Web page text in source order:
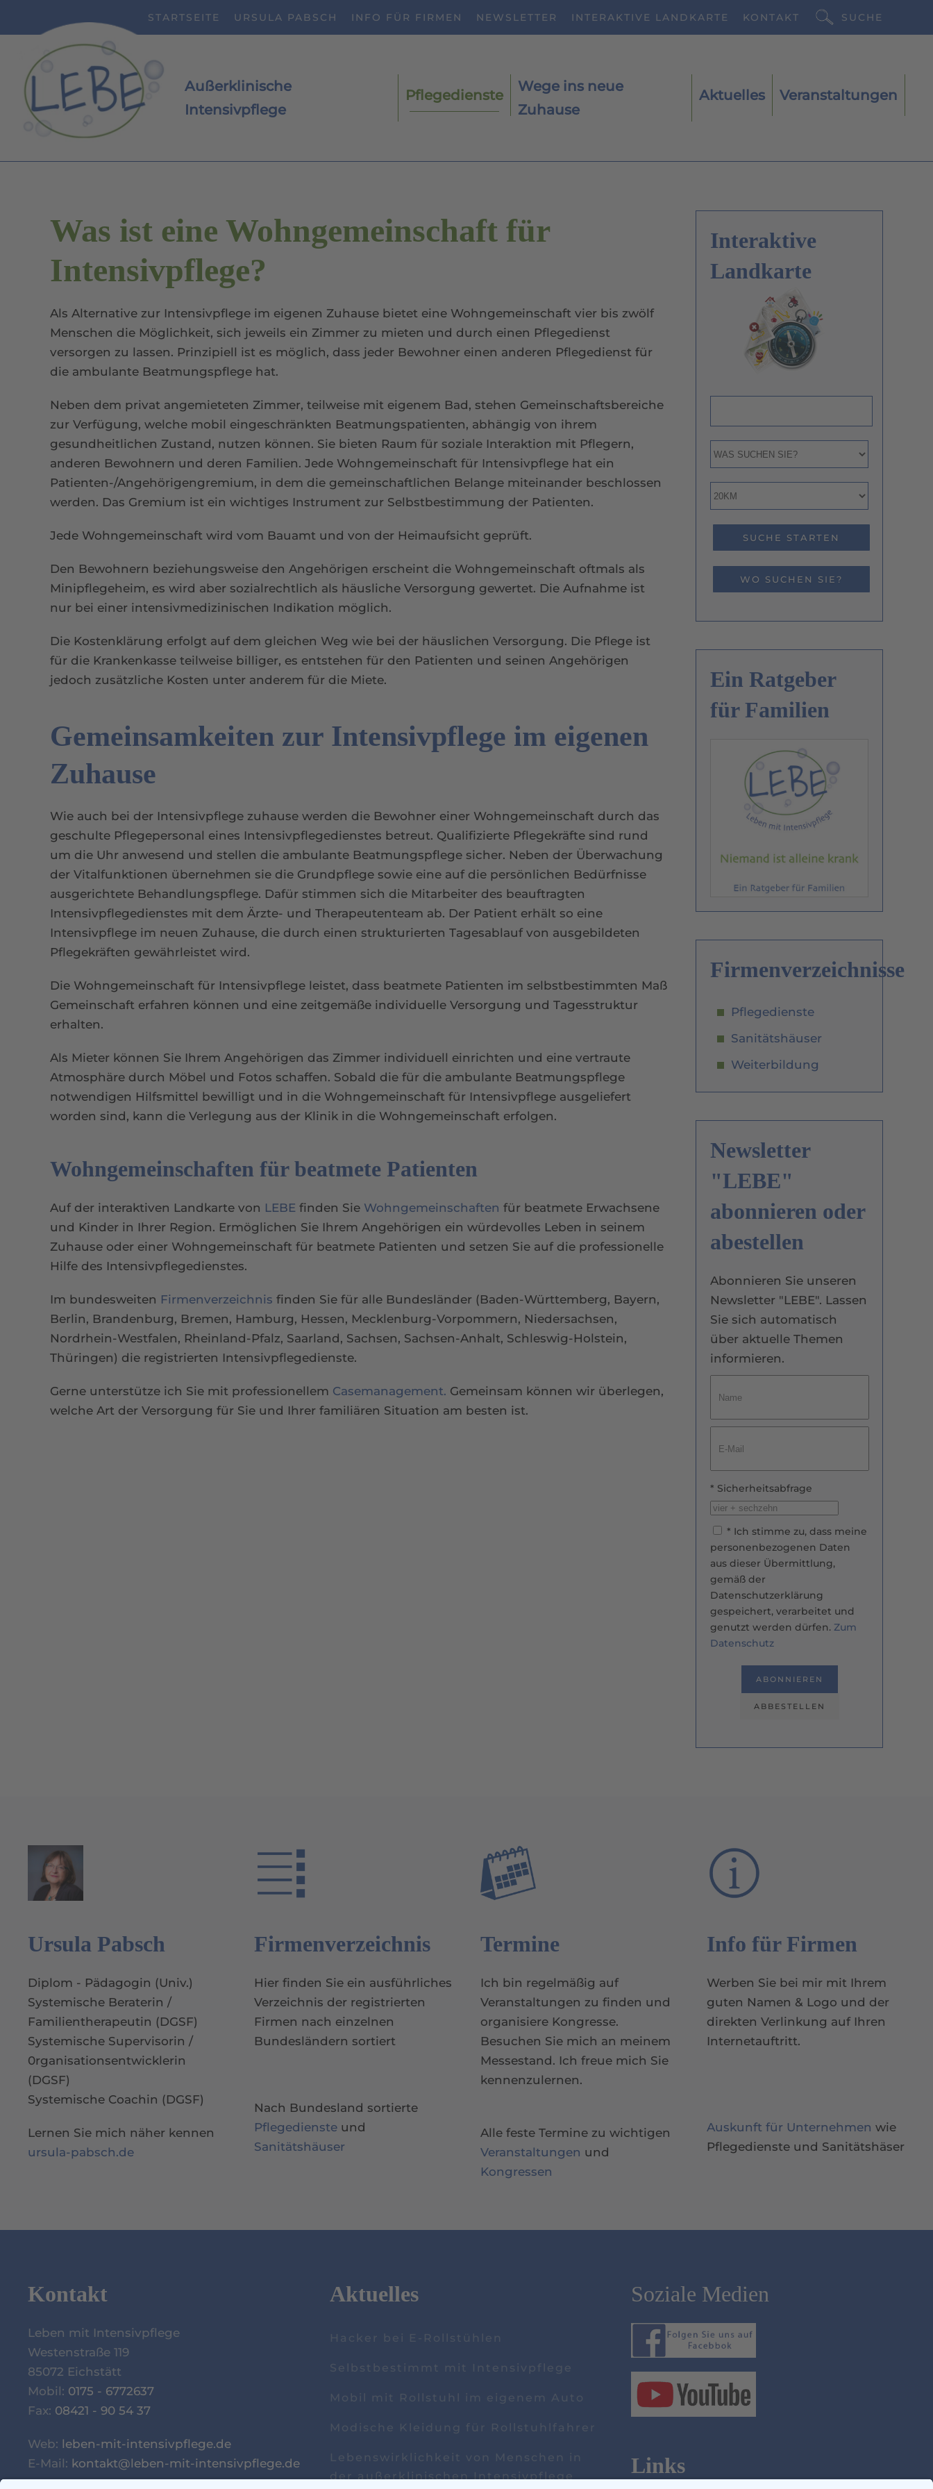
Zum Hauptinhalt springen
STARTSEITE URSULA PABSCH INFO FÜR FIRMEN NEWSLETTER INTERAKTIVE LANDKARTE KONTAKT SUCHE
Außerklinische
Intensivpflege
Pflegedienste
Wege ins neue
Zuhause
Aktuelles Veranstaltungen
Was ist eine Wohngemeinschaft für
Intensivpflege?
Als Alternative zur Intensivpflege im eigenen Zuhause bietet eine Wohngemeinschaft vier bis zwölf
Menschen die Möglichkeit, sich jeweils ein Zimmer zu mieten und durch einen Pflegedienst
versorgen zu lassen. Prinzipiell ist es möglich, dass jeder Bewohner einen anderen Pflegedienst für
die ambulante Beatmungspflege hat.
Neben dem privat angemieteten Zimmer, teilweise mit eigenem Bad, stehen Gemeinschaftsbereiche
zur Verfügung, welche mobil eingeschränkten Beatmungspatienten, abhängig von ihrem
gesundheitlichen Zustand, nutzen können. Sie bieten Raum für soziale Interaktion mit Pflegern,
anderen Bewohnern und deren Familien. Jede Wohngemeinschaft für Intensivpflege hat ein
Patienten-/Angehörigengremium, in dem die gemeinschaftlichen Belange miteinander beschlossen
werden. Das Gremium ist ein wichtiges Instrument zur Selbstbestimmung der Patienten.
Jede Wohngemeinschaft wird vom Bauamt und von der Heimaufsicht geprüft.
Den Bewohnern beziehungsweise den Angehörigen erscheint die Wohngemeinschaft oftmals als
Minipflegeheim, es wird aber sozialrechtlich als häusliche Versorgung gewertet. Die Aufnahme ist
nur bei einer intensivmedizinischen Indikation möglich.
Die Kostenklärung erfolgt auf dem gleichen Weg wie bei der häuslichen Versorgung. Die Pflege ist
für die Krankenkasse teilweise billiger, es entstehen für den Patienten und seinen Angehörigen
jedoch zusätzliche Kosten unter anderem für die Miete.
Gemeinsamkeiten zur Intensivpflege im eigenen
Zuhause
Wie auch bei der Intensivpflege zuhause werden die Bewohner einer Wohngemeinschaft durch das
geschulte Pflegepersonal eines Intensivpflegedienstes betreut. Qualifizierte Pflegekräfte sind rund
um die Uhr anwesend und stellen die ambulante Beatmungspflege sicher. Neben der Überwachung
der Vitalfunktionen übernehmen sie die Grundpflege sowie eine auf die persönlichen Bedürfnisse
ausgerichtete Behandlungspflege. Dafür stimmen sich die Mitarbeiter des beauftragten
Intensivpflegedienstes mit dem Ärzte- und Therapeutenteam ab. Der Patient erhält so eine
Intensivpflege im neuen Zuhause, die durch einen strukturierten Tagesablauf von ausgebildeten
Pflegekräften gewährleistet wird.
Die Wohngemeinschaft für Intensivpflege leistet, dass beatmete Patienten im selbstbestimmten Maß
Gemeinschaft erfahren können und eine zeitgemäße individuelle Versorgung und Tagesstruktur
erhalten.
Als Mieter können Sie Ihrem Angehörigen das Zimmer individuell einrichten und eine vertraute
Atmosphäre durch Möbel und Fotos schaffen. Sobald die für die ambulante Beatmungspflege
notwendigen Hilfsmittel bewilligt und in die Wohngemeinschaft für Intensivpflege ausgeliefert
worden sind, kann die Verlegung aus der Klinik in die Wohngemeinschaft erfolgen.
Wohngemeinschaften für beatmete Patienten
Auf der interaktiven Landkarte von LEBE finden Sie Wohngemeinschaften für beatmete Erwachsene
und Kinder in Ihrer Region. Ermöglichen Sie Ihrem Angehörigen ein würdevolles Leben in seinem
Zuhause oder einer Wohngemeinschaft für beatmete Patienten und setzen Sie auf die professionelle
Hilfe des Intensivpflegedienstes.
Im bundesweiten Firmenverzeichnis finden Sie für alle Bundesländer (Baden-Württemberg, Bayern,
Berlin, Brandenburg, Bremen, Hamburg, Hessen, Mecklenburg-Vorpommern, Niedersachsen,
Nordrhein-Westfalen, Rheinland-Pfalz, Saarland, Sachsen, Sachsen-Anhalt, Schleswig-Holstein,
Thüringen) die registrierten Intensivpflegedienste.
Gerne unterstütze ich Sie mit professionellem Casemanagement. Gemeinsam können wir überlegen,
welche Art der Versorgung für Sie und Ihrer familiären Situation am besten ist.
Interaktive
Landkarte
WO SUCHEN SIE?
Ein Ratgeber
für Familien
Firmenverzeichnisse
Pflegedienste
Sanitätshäuser
Weiterbildung
Newsletter
"LEBE"
abonnieren oder
abestellen
Abonnieren Sie unseren
Newsletter "LEBE". Lassen
Sie sich automatisch
über aktuelle Themen
informieren.
* Ich stimme zu, dass meine
personenbezogenen Daten
aus dieser Übermittlung,
gemäß der
Datenschutzerklärung
gespeichert, verarbeitet und
genutzt werden dürfen. Zum
Datenschutz
ABONNIEREN
ABBESTELLEN
Ursula Pabsch
Diplom - Pädagogin (Univ.)
Systemische Beraterin /
Familientherapeutin (DGSF)
Systemische Supervisorin /
0rganisationsentwicklerin
(DGSF)
Systemische Coachin (DGSF)
Lernen Sie mich näher kennen
ursula-pabsch.de
Firmenverzeichnis
Hier finden Sie ein ausführliches
Verzeichnis der registrierten
Firmen nach einzelnen
Bundesländern sortiert
Nach Bundesland sortierte
Pflegedienste und
Sanitätshäuser
Termine
Ich bin regelmäßig auf
Veranstaltungen zu finden und
organisiere Kongresse.
Besuchen Sie mich an meinem
Messestand. Ich freue mich Sie
kennenzulernen.
Alle feste Termine zu wichtigen
Veranstaltungen und
Kongressen
Info für Firmen
Werben Sie bei mir mit Ihrem
guten Namen & Logo und der
direkten Verlinkung auf Ihren
Internetauftritt.
Auskunft für Unternehmen wie
Pflegedienste und Sanitätshäser
Kontakt
Leben mit Intensivpflege
Westenstraße 119
85072 Eichstätt
Mobil: 0175 - 6772637
Fax: 08421 - 90 54 37
Web: leben-mit-intensivpflege.de
E-Mail: kontakt@leben-mit-intensivpflege.de
Aktuelles
Hacker bei E-Rollstühlen
Selbstbestimmt mit Intensivpflege
Mobil mit Rollstuhl im eigenem Auto
Modische Kleidung für Rollstuhlfahrer
Lebenswirklichkeit von Menschen in
der außerklinischen Intensivpflege
Soziale Medien
Links